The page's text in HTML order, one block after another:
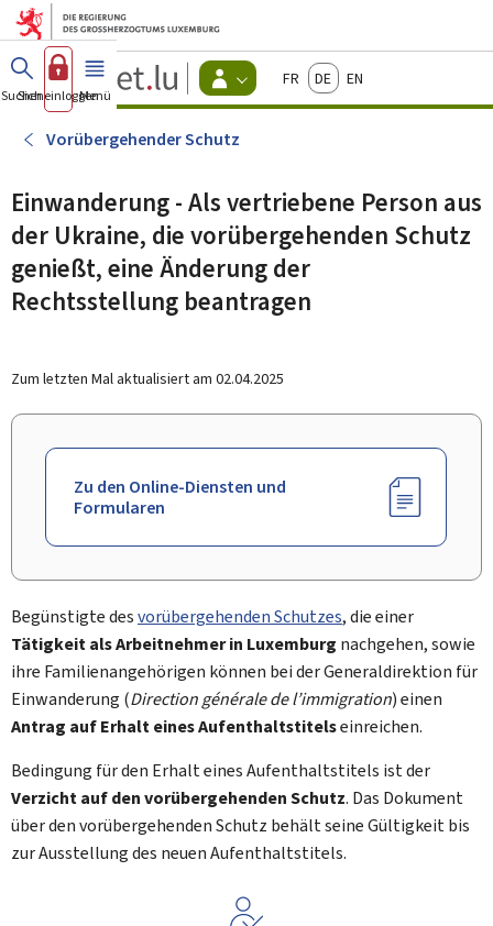
Zum Hauptmenü
Zum Inhalt
Guichet.lu
Changer
d'espace
Menu
actif
FrançaisDeutschEnglish
Suchen
Sich einloggen
Menü Haupt-
Vorübergehender Schutz
Einwanderung - Als vertriebene Person aus
der Ukraine, die vorübergehenden Schutz
genießt, eine Änderung der
Rechtsstellung beantragen
Zum letzten Mal aktualisiert am 02.04.2025
Zu den Online-Diensten und
Formularen
Begünstigte desvorübergehenden Schutzes, die einer
Tätigkeit als Arbeitnehmer in Luxemburg nachgehen, sowie
ihre Familienangehörigen können bei der Generaldirektion für
Einwanderung (Direction générale de l’immigration) einen
Antrag auf Erhalt eines Aufenthaltstitelseinreichen.
Bedingung für den Erhalt eines Aufenthaltstitels ist der
Verzicht auf den vorübergehenden Schutz. Das Dokument
über den vorübergehenden Schutz behält seine Gültigkeit bis
zur Ausstellung des neuen Aufenthaltstitels.